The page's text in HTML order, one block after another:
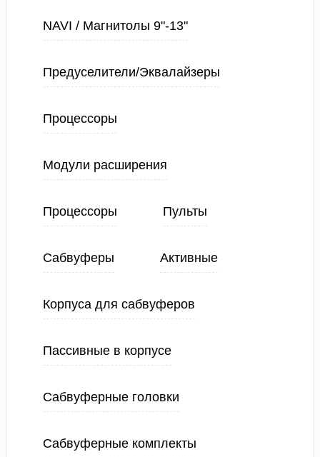
NAVI / Магнитолы 9"-13"
Предуселители/Эквалайзеры
Процессоры
Модули расширения
Процессоры Пульты
Сабвуферы Активные
Корпуса для сабвуферов
Пассивные в корпусе
Сабвуферные головки
Сабвуферные комплекты